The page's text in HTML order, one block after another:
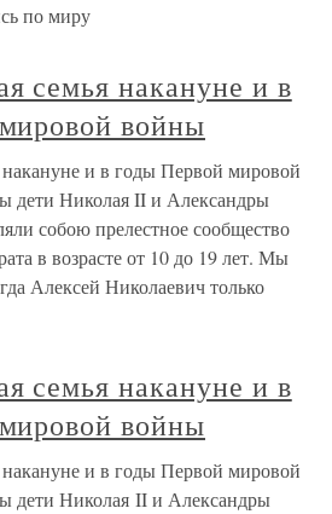
по миру
семья накануне и в
войны
и в годы Первой мировой
дети Николая II и Александры
собою прелестное сообщество
в возрасте от 10 до 19 лет. Мы
Алексей Николаевич только
семья накануне и в
войны
и в годы Первой мировой
дети Николая II и Александры